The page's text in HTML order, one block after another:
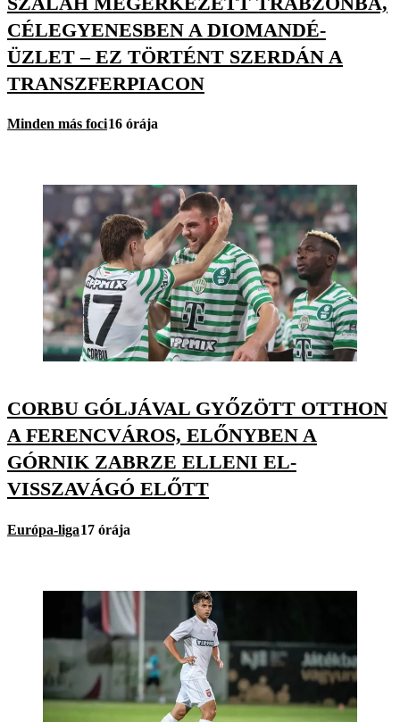
CÉLEGYENESBEN A DIOMANDÉ-
ÜZLET – EZ TÖRTÉNT SZERDÁN A
TRANSZFERPIACON
Minden más foci16 órája
CORBU GÓLJÁVAL GYŐZÖTT OTTHON
A FERENCVÁROS, ELŐNYBEN A
GÓRNIK ZABRZE ELLENI EL-
VISSZAVÁGÓ ELŐTT
Európa-liga17 órája